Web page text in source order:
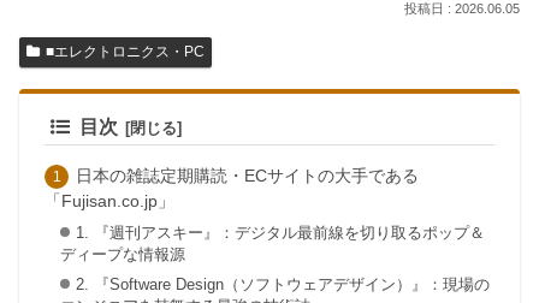
2026.06.05
■エレクトロニクス・PC
目次
日本の雑誌定期購読・ECサイトの大手である
「Fujisan.co.jp」
1. 『週刊アスキー』：デジタル最前線を切り取るポップ＆
ディープな情報源
2. 『Software Design（ソフトウェアデザイン）』：現場の